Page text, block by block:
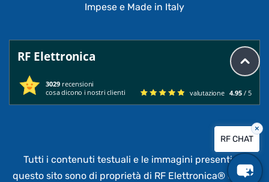
Impese e Made in Italy
RF Elettronica
3029 recensioni
cosa dicono i nostri clienti
valutazione 4.95 / 5
Tutti i contenuti testuali e le immagini presenti su
questo sito sono di proprietà di RF Elettronica®e sono
RF CHAT
×